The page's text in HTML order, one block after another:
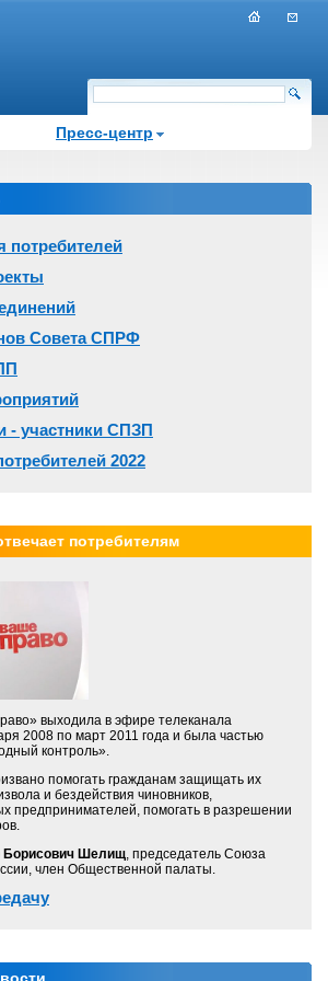
Пресс-центр
потребителей
Совета СПРФ
- участники СПЗП
2022
потребителям
выходила в эфире телеканала
2008 по март 2011 года и была частью
контроль».
помогать гражданам защищать их
и бездействия чиновников,
предпринимателей, помогать в разрешении
Борисович Шелищ, председатель Союза
член Общественной палаты.